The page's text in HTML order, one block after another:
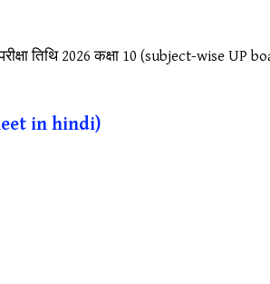
परीक्षा तिथि 2026 कक्षा 10 (subject-wise
in hindi)